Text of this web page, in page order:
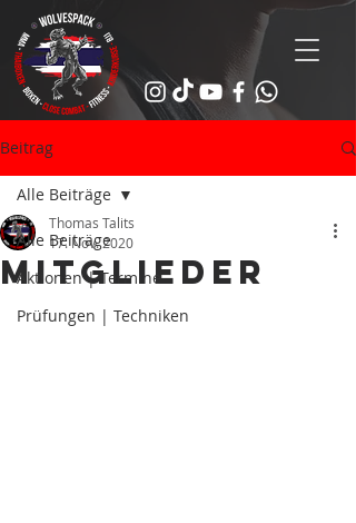
Beitrag
Alle Beiträge
Aktionen | Termine
Prüfungen | Techniken
Alle Beiträge
Mitglieder
Thomas Talits
17. Nov. 2020